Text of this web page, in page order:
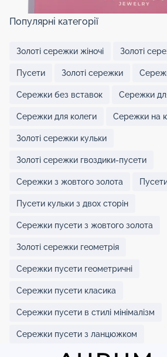
Популярні категорії
Золоті сережки жіночі Золоті
Пусети Золоті сережки
Сережки без вставок Сережки
Сережки для колеги Сережки на
Золоті сережки кульки
Золоті сережки гвоздики-пусети
Сережки з жовтого золота
Пусети кульки з двох сторін
Сережки пусети з жовтого золота
Золоті сережки геометрія
Сережки пусети геометричні
Сережки пусети класика
Сережки пусети в стилі мінімалізм
Сережки пусети з ланцюжком